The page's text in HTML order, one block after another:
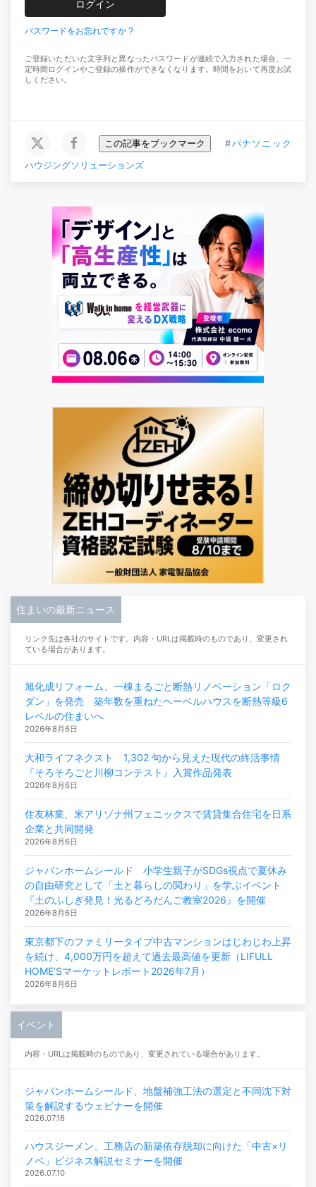
パスワードをお忘れですか ?
ご登録いただいた文字列と異なったパスワードが連続で入力された場合、一
定時間ログインやご登録の操作ができなくなります。時間をおいて再度お試
しください。
この記事をブックマーク #パナソニック
ハウジングソリューションズ
住まいの最新ニュース
リンク先は各社のサイトです。内容・URLは掲載時のものであり、変更され
ている場合があります。
旭化成リフォーム、一棟まるごと断熱リノベーション「ロク
ダン」を発売 築年数を重ねたヘーベルハウスを断熱等級6
レベルの住まいへ
2026年8月6日
大和ライフネクスト 1,302 句から見えた現代の終活事情
『そろそろごと川柳コンテスト』入賞作品発表
2026年8月6日
住友林業、米アリゾナ州フェニックスで賃貸集合住宅を日系
企業と共同開発
2026年8月6日
ジャパンホームシールド 小学生親子がSDGs視点で夏休み
の自由研究として「土と暮らしの関わり」を学ぶイベント
『土のふしぎ発見！光るどろだんご教室2026』を開催
2026年8月6日
東京都下のファミリータイプ中古マンションはじわじわ上昇
を続け、4,000万円を超えて過去最高値を更新（LIFULL
HOME’Sマーケットレポート2026年7月）
2026年8月6日
イベント
内容・URLは掲載時のものであり、変更されている場合があります。
ジャパンホームシールド、地盤補強工法の選定と不同沈下対
策を解説するウェビナーを開催
2026.07.16
ハウスジーメン、工務店の新築依存脱却に向けた「中古×リ
ノベ」ビジネス解説セミナーを開催
2026.07.10